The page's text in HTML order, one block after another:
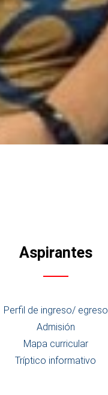
Aspirantes
Perfil de ingreso/ egreso
Admisión
Mapa curricular
Tríptico informativo